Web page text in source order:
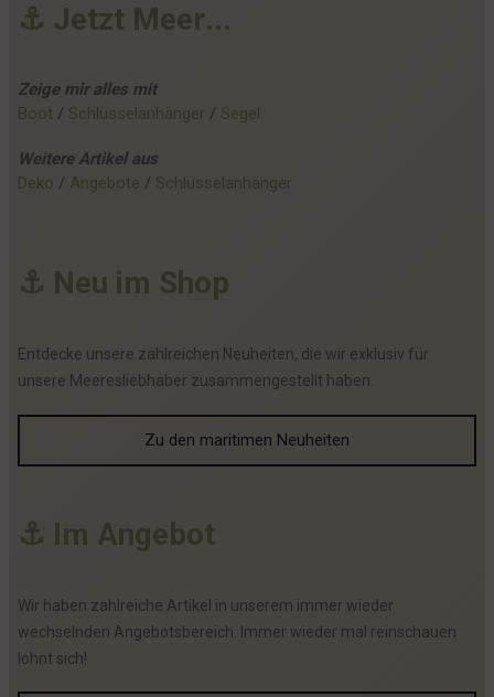
⚓ Jetzt Meer...
Zeige mir alles mit
Boot / Schlüsselanhänger / Segel
Weitere Artikel aus
Deko / Angebote / Schlüsselanhänger
⚓ Neu im Shop
Entdecke unsere zahlreichen Neuheiten, die wir exklusiv für
unsere Meeresliebhaber zusammengestellt haben.
Zu den maritimen Neuheiten
⚓ Im Angebot
Wir haben zahlreiche Artikel in unserem immer wieder
wechselnden Angebotsbereich. Immer wieder mal reinschauen
lohnt sich!